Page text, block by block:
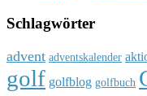
Schlagwörter
advent adventskalender
golf golfblog golfbuch